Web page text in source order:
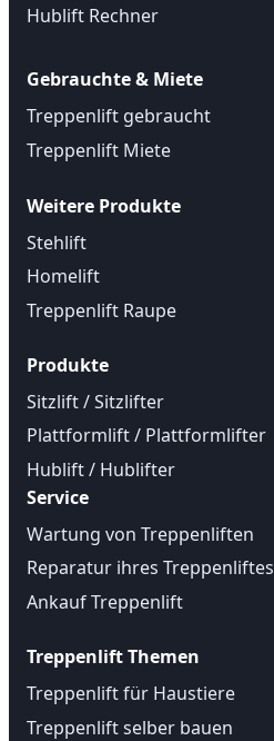
Hublift Rechner
Gebrauchte & Miete
Treppenlift gebraucht
Treppenlift Miete
Weitere Produkte
Stehlift
Homelift
Treppenlift Raupe
Produkte
Sitzlift / Sitzlifter
Plattformlift / Plattformlifter
Hublift / Hublifter
Service
Wartung von Treppenliften
Reparatur ihres Treppenliftes
Ankauf Treppenlift
Treppenlift Themen
Treppenlift für Haustiere
Treppenlift selber bauen